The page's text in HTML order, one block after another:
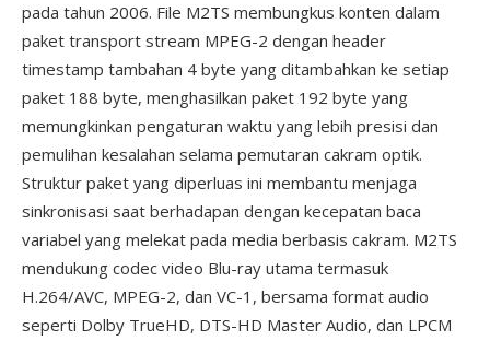
pada tahun 2006. File M2TS membungkus konten dalam
paket transport stream MPEG-2 dengan header
timestamp tambahan 4 byte yang ditambahkan ke setiap
paket 188 byte, menghasilkan paket 192 byte yang
memungkinkan pengaturan waktu yang lebih presisi dan
pemulihan kesalahan selama pemutaran cakram optik.
Struktur paket yang diperluas ini membantu menjaga
sinkronisasi saat berhadapan dengan kecepatan baca
variabel yang melekat pada media berbasis cakram. M2TS
mendukung codec video Blu-ray utama termasuk
H.264/AVC, MPEG-2, dan VC-1, bersama format audio
seperti Dolby TrueHD, DTS-HD Master Audio, dan LPCM